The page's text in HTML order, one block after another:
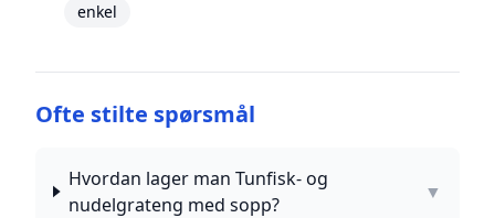
enkel
Ofte stilte spørsmål
Hvordan lager man Tunfisk- og
nudelgrateng med sopp?
▼